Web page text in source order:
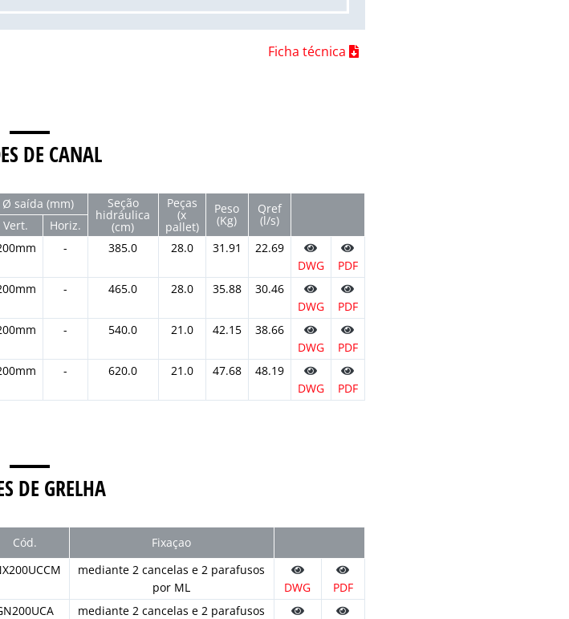
Ficha técnica
DE CANAL
Ø saída (mm) Seção
hidráulica
(cm)
Peças
(x
pallet)
Peso
(Kg)
Qref
(l/s)
Vert. Horiz.
- 385.0 28.0 31.91
22.69
DWG
PDF
- 465.0 28.0 35.88
30.46
DWG
PDF
- 540.0 21.0 42.15
38.66
DWG
PDF
- 620.0 21.0 47.68
48.19
DWG
PDF
DE GRELHA
Cód.
Fixaçao
mediante 2 cancelas e 2 parafusos
por ML
DWG
PDF
mediante 2 cancelas e 2 parafusos